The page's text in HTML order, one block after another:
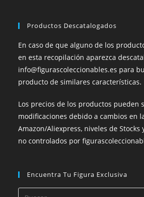
Productos Descatalogados
En caso de que alguno de los
en esta recopilación aparezca
info@figurascoleccionables.es para
producto de similares características.
Los precios de los productos pueden
modificaciones debido a cambios en
Amazon/Aliexpress, niveles de Stocks
no controlados por
Encuentra Tu Figura Exclusiva